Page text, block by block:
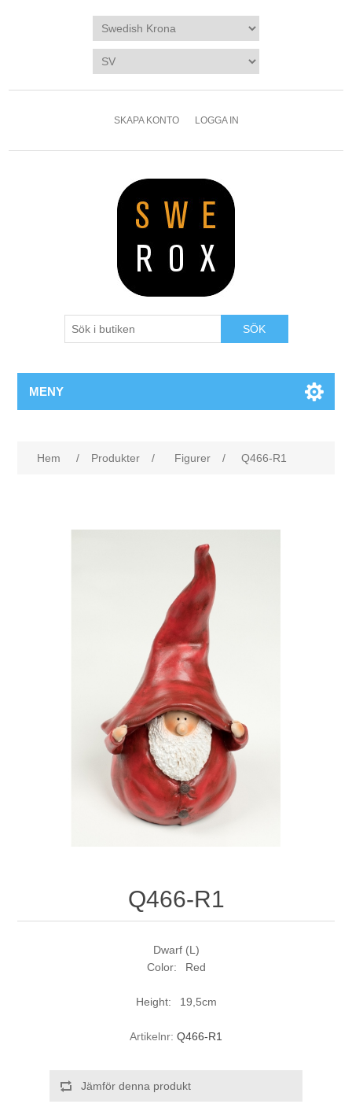
SKAPA KONTO LOGGA IN
SÖK
MENY
Hem / Produkter / Figurer / Q466-R1
Q466-R1
Dwarf (L)
Color: Red
Height: 19,5cm
Artikelnr: Q466-R1
Jämför denna produkt